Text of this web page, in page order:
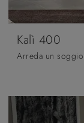
Kalì 400